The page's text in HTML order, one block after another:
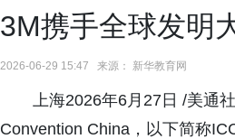
3M携手全球发明
2026-06-29 15:47 来源： 新华教育网
上海2026年6月27日 /美通
Convention China，以下简称